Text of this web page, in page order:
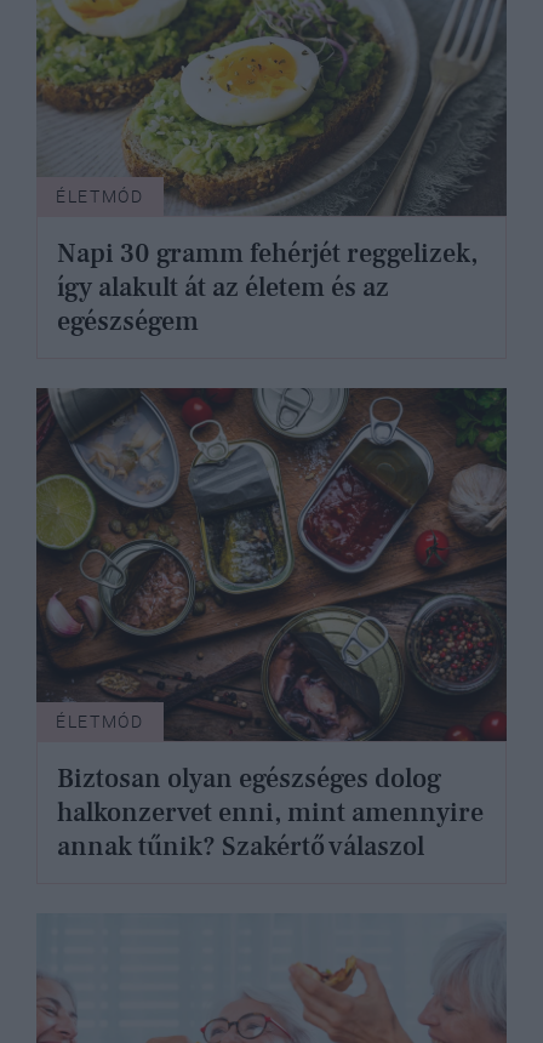
ÉLETMÓD
Napi 30 gramm fehérjét reggelizek,
így alakult át az életem és az
egészségem
ÉLETMÓD
Biztosan olyan egészséges dolog
halkonzervet enni, mint amennyire
annak tűnik? Szakértő válaszol